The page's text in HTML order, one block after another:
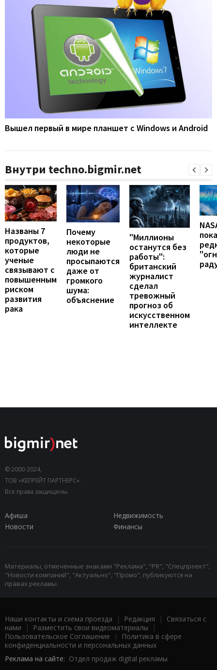
Вышел первый в мире планшет с Windows и Android
Внутри techno.bigmir.net
Названы 7
продуктов,
которые
ученые
связывают с
повышенным
риском
развития
рака
Почему
некоторые
люди не
просыпаются
даже от
громкого
шума:
объяснение
"Миллионы
останутся без
работы":
британский
журналист
сделал
тревожный
прогноз об
искусственном
интеллекте
© 2000-2024,
ТОВ «КЕПРЕЙТ ПАРТНЕРС».
Все права защищены.
Афиша
Недвижимость
Новости
Финансы
Материалы, отмеченные знаками "Реклама", "PR", "Спецпроект",
"Новости компаний", "Актуально", "Промо", публикуются на
правах рекламы.
Наши контакты и схема проезда | Редакция | Связаться с
нами | Разместить свои видеоматериалы |
Пользовательское Соглашение |
Политика в сфере
конфиденциальности и персональных данных
Реклама на сайте: Отдел продаж digital рекламы